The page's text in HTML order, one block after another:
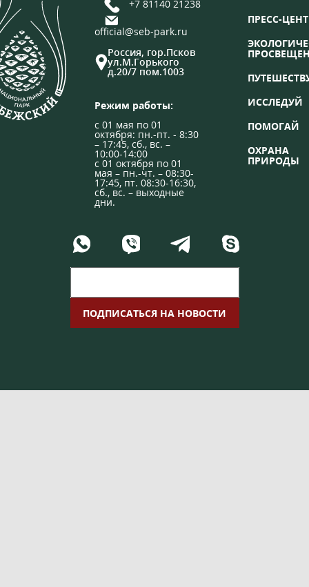
+7 81140 21238
official@seb-park.ru
Россия, гор.Псков
ул.М.Горького
д.20/7 пом.1003
Режим работы:
с 01 мая по 01
октября: пн.-пт. - 8:30
– 17:45, сб., вс. –
10:00-14:00
с 01 октября по 01
мая – пн.-чт. – 08:30-
17:45, пт. 08:30-16:30,
сб., вс. – выходные
дни.
ПРЕСС-
ИССЛЕДУЙ
ПОМОГАЙ
ОХРАНА
ПРИРОДЫ